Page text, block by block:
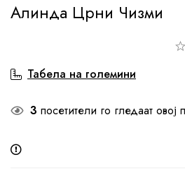
Алинда Црни Чизми
Табела на големини
3 посетители го гледаат